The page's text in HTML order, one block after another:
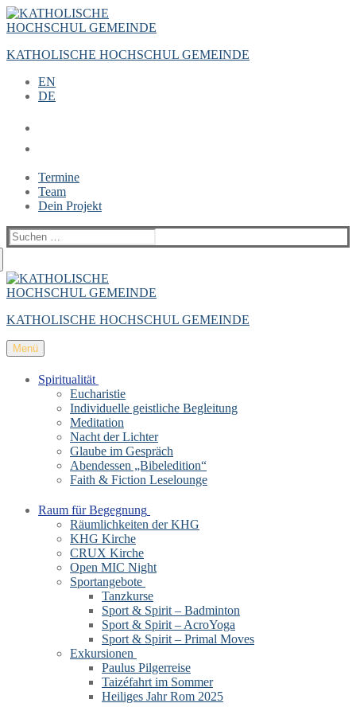
Zum
Inhalt
Menü
Schließen
KATHOLISCHE HOCHSCHUL GEMEINDE
EN
DE
Termine
Team
Dein Projekt
Suchen
nach:
KATHOLISCHE HOCHSCHUL GEMEINDE
Menü
Spiritualität
Eucharistie
Individuelle geistliche Begleitung
Meditation
Nacht der Lichter
Glaube im Gespräch
Abendessen „Bibeledition“
Faith & Fiction Leselounge
Raum für Begegnung
Räumlichkeiten der KHG
KHG Kirche
CRUX Kirche
Open MIC Night
Sportangebote
Tanzkurse
Sport & Spirit – Badminton
Sport & Spirit – AcroYoga
Sport & Spirit – Primal Moves
Exkursionen
Paulus Pilgerreise
Taizéfahrt im Sommer
Heiliges Jahr Rom 2025